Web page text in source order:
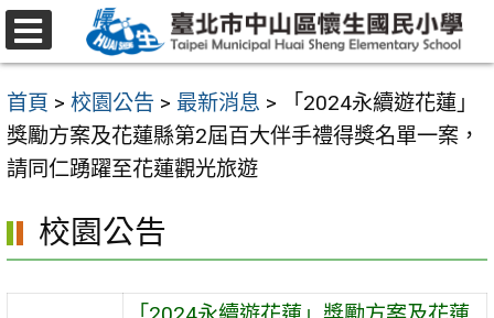
跳
至
要
內
容
首頁 > 校園公告 > 最新消息 >
「2024永續遊花蓮」
獎勵方案及花蓮縣第2屆百大伴手禮得獎名單一案，
請同仁踴躍至花蓮觀光旅遊
校園公告
選
單